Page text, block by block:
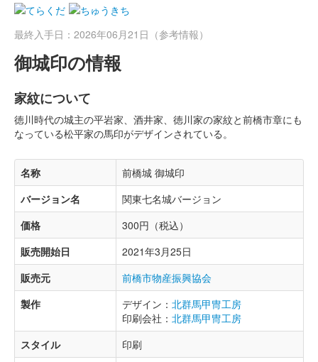
最終入手日：2026年06月21日（参考情報）
御城印の情報
家紋について
徳川時代の城主の平岩家、酒井家、徳川家の家紋と前橋市章にも
なっている松平家の馬印がデザインされている。
名称
前橋城 御城印
バージョン名
関東七名城バージョン
価格
300円（税込）
販売開始日
2021年3月25日
販売元
前橋市物産振興協会
製作
デザイン： 北群馬甲冑工房
印刷会社： 北群馬甲冑工房
スタイル
印刷